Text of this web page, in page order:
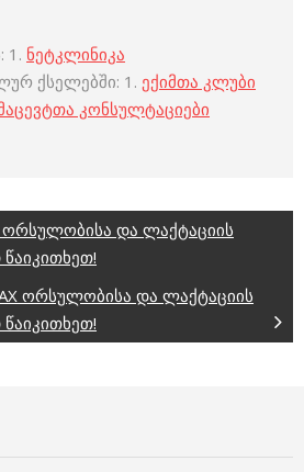
1. ნეტკლინიკა
ქსელებში: 1. ექიმთა კლუბი
კონსულტაციები
და ლაქტაციის
ორსულობისა და ლაქტაციის